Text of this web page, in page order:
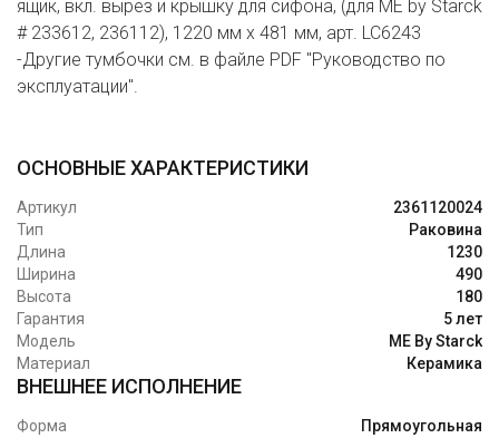
ящик, вкл. вырез и крышку для сифона, (для ME by Starck
# 233612, 236112), 1220 мм x 481 мм, арт. LC6243
-Другие тумбочки см. в файле PDF "Руководство по
эксплуатации".
ОСНОВНЫЕ ХАРАКТЕРИСТИКИ
Артикул
2361120024
Тип
Раковина
Длина
1230
Ширина
490
Высота
180
Гарантия
5 лет
Модель
ME By Starck
Материал
Керамика
ВНЕШНЕЕ ИСПОЛНЕНИЕ
Форма
Прямоугольная